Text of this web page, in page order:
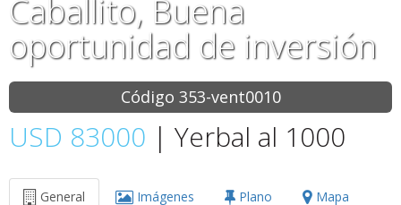
Caballito, Buena
oportunidad de inversión
Código 353-vent0010
USD 83000 | Yerbal al 1000
General Imágenes Plano Mapa